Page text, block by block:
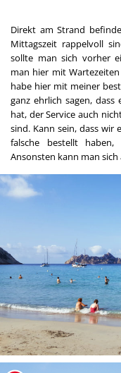
Direkt am Strand
Mittagszeit rappelvoll
sollte man sich vorher
man hier mit
habe hier mit meiner
ganz ehrlich sagen,
hat, der Service auch
sind. Kann sein, dass wir
falsche bestellt
Ansonsten kann man